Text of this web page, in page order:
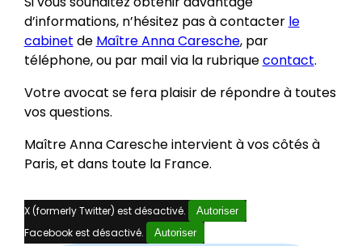
d’informations, n’hésitez pas à contacter le
cabinet de Maître Anna Caresche, par
téléphone, ou par mail via la rubriquecontact.
Votre avocat se fera plaisir de répondre à toutes
vos questions.
Maître Anna Caresche intervient à vos côtés à
Paris, et dans toute la France.
X (formerly Twitter) est désactivé. Autoriser
Facebook est désactivé. Autoriser